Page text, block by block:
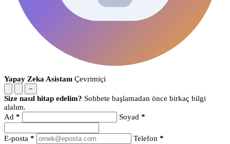
Yapay Zeka Asistanı Çevrimiçi
−
Size nasıl hitap edelim? Sohbete başlamadan önce birkaç bilgi
alalım.
Ad * Soyad *
E-posta * Telefon *